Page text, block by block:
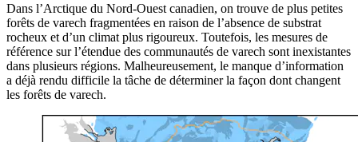
Dans l’Arctique du Nord-Ouest canadien, on trouve de plus petites
forêts de varech fragmentées en raison de l’absence de substrat
rocheux et d’un climat plus rigoureux. Toutefois, les mesures de
référence sur l’étendue des communautés de varech sont inexistantes
dans plusieurs régions. Malheureusement, le manque d’information
a déjà rendu difficile la tâche de déterminer la façon dont changent
les forêts de varech.